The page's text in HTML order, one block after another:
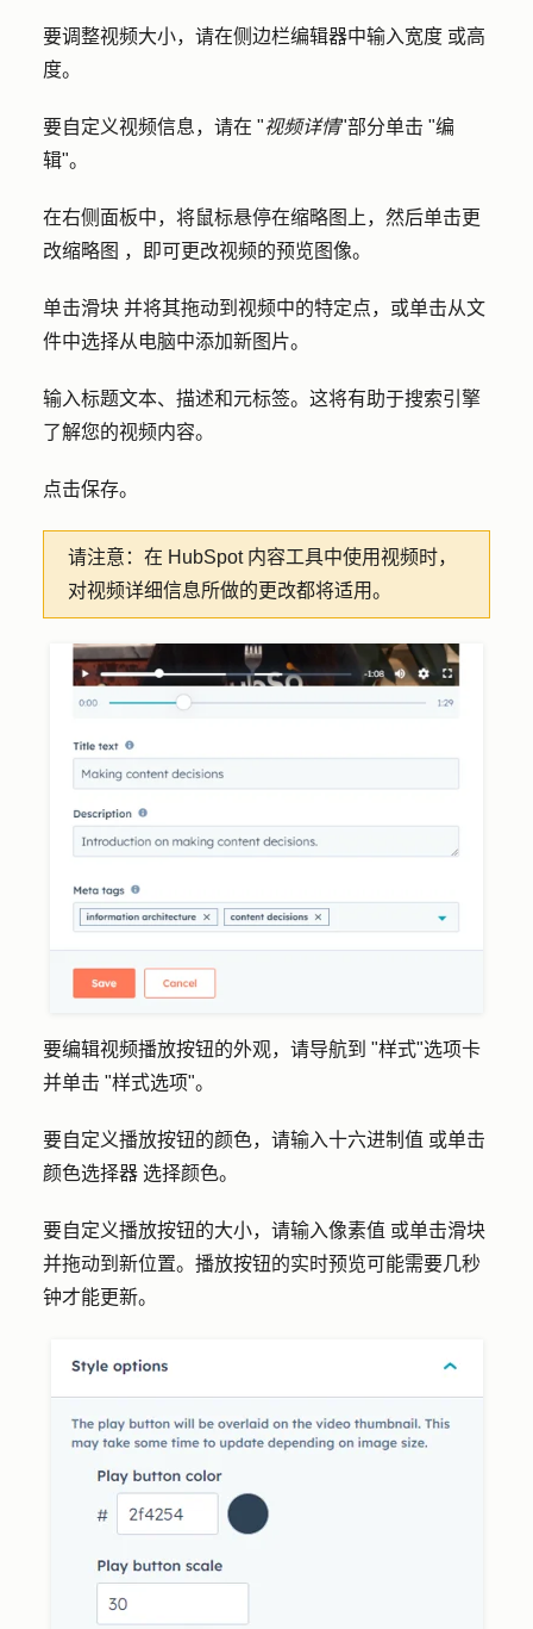
要调整视频大小，请在侧边栏编辑器中输入宽度 或高
度。
要自定义视频信息，请在 "视频详情"部分单击 "编
辑"。
在右侧面板中，将鼠标悬停在缩略图上，然后单击更
改缩略图 ，即可更改视频的预览图像。
单击滑块 并将其拖动到视频中的特定点，或单击从文
件中选择从电脑中添加新图片。
输入标题文本、 描述和元标签。这将有助于搜索引擎
了解您的视频内容。
点击保存。
请注意： 在 HubSpot 内容工具中使用视频时，
对视频详细信息所做的更改都将适用。
要编辑视频播放按钮的外观，请导航到 "样式"选项卡
并单击 "样式选项"。
要自定义播放按钮的颜色，请输入十六进制值 或单击
颜色选择器 选择颜色。
要自定义播放按钮的大小，请输入像素值 或单击滑块
并拖动到新位置。播放按钮的实时预览可能需要几秒
钟才能更新。